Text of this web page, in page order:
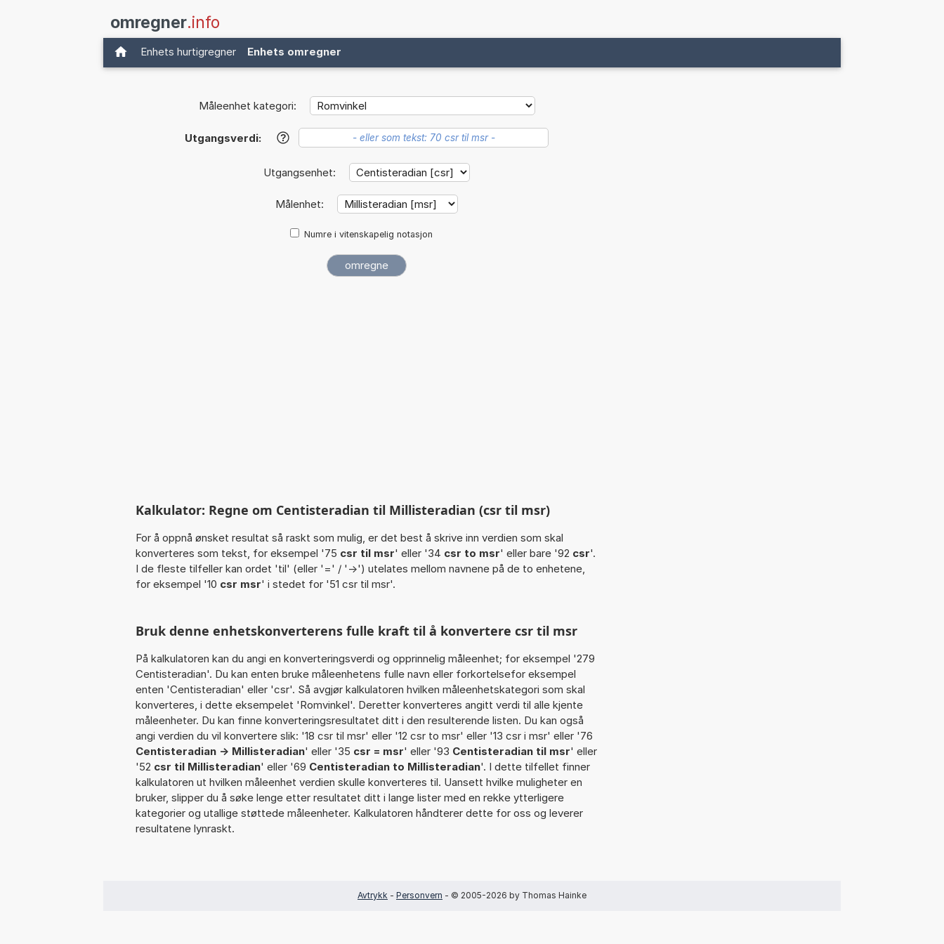
omregner.info
Enhets hurtigregner Enhets omregner
Måleenhet kategori:
Utgangsverdi: ?
Utgangsenhet:
Målenhet:
Numre i vitenskapelig notasjon
Kalkulator: Regne om Centisteradian til Millisteradian (csr til msr)
For å oppnå ønsket resultat så raskt som mulig, er det best å skrive inn verdien som skal
konverteres som tekst, for eksempel '75 csr til msr' eller '34 csr to msr' eller bare '92 csr'.
I de fleste tilfeller kan ordet 'til' (eller '=' / '->') utelates mellom navnene på de to enhetene,
for eksempel '10 csr msr' i stedet for '51 csr til msr'.
Bruk denne enhetskonverterens fulle kraft til å konvertere csr til msr
På kalkulatoren kan du angi en konverteringsverdi og opprinnelig måleenhet; for eksempel '279
Centisteradian'. Du kan enten bruke måleenhetens fulle navn eller forkortelsefor eksempel
enten 'Centisteradian' eller 'csr'. Så avgjør kalkulatoren hvilken måleenhetskategori som skal
konverteres, i dette eksempelet 'Romvinkel'. Deretter konverteres angitt verdi til alle kjente
måleenheter. Du kan finne konverteringsresultatet ditt i den resulterende listen. Du kan også
angi verdien du vil konvertere slik: '18 csr til msr' eller '12 csr to msr' eller '13 csr i msr' eller '76
Centisteradian -> Millisteradian' eller '35 csr = msr' eller '93 Centisteradian til msr' eller
'52 csr til Millisteradian' eller '69 Centisteradian to Millisteradian'. I dette tilfellet finner
kalkulatoren ut hvilken måleenhet verdien skulle konverteres til. Uansett hvilke muligheter en
bruker, slipper du å søke lenge etter resultatet ditt i lange lister med en rekke ytterligere
kategorier og utallige støttede måleenheter. Kalkulatoren håndterer dette for oss og leverer
resultatene lynraskt.
Avtrykk - Personvern - © 2005-2026 by Thomas Hainke